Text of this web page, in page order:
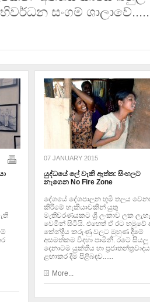
සංගම්
07 JANUARY 2015
යුද්ධයේ ලේ වැකි ඇත්ත: සිංහලට
නැගෙන No Fire Zone
දේශයේ දේශපාලන භූමි තලය
කිරීමේ හැකියාවකින් යුතු
මැතිවරණයකට ශ්‍රී ලංකාව ලක
වෙමින් සිටියි. එහෙත් ඒ රට හමුවේ
කේන්ද්‍රීය කරුණු වලට මුහුණ දීමේ
අසමත්කම විදහා පාමිනි. රටේ සියලු
දෙනාටම යුක්තිය හා ප්‍රජාතන්ත්‍රවාදය
ළඟාකර දීම පිළිබඳව......
More...